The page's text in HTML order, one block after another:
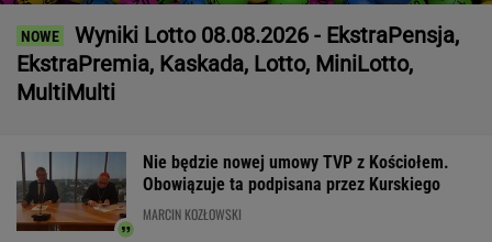
Wyniki Lotto 08.08.2026 - EkstraPensja,
EkstraPremia, Kaskada, Lotto, MiniLotto,
MultiMulti
Nie będzie nowej umowy TVP z Kościołem.
Obowiązuje ta podpisana przez Kurskiego
MARCIN KOZŁOWSKI